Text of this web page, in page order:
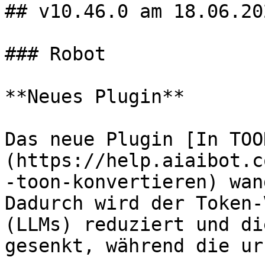
## v10.46.0 am
### Robot
**Neues Plugin**
Das neue Plugin [In
(https://
-toon-konvertieren)
Dadurch wird der
(LLMs) reduziert und
gesenkt, während die